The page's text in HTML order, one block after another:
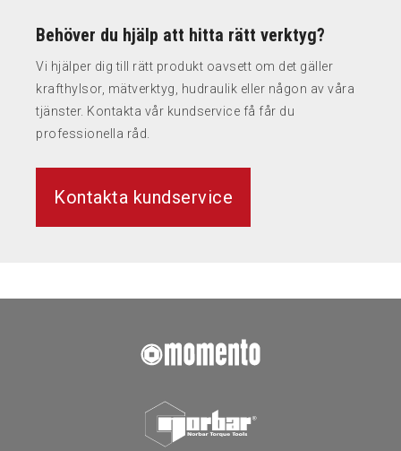
Behöver du hjälp att hitta rätt verktyg?
Vi hjälper dig till rätt produkt oavsett om det gäller
krafthylsor, mätverktyg, hudraulik eller någon av våra
tjänster. Kontakta vår kundservice få får du
professionella råd.
Kontakta kundservice